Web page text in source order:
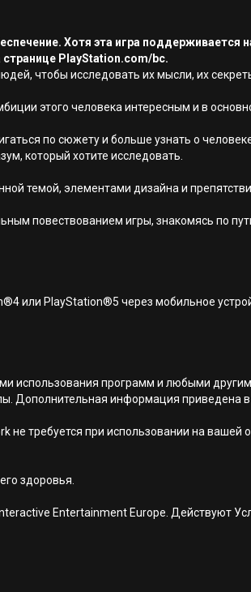
Хотя эта игра поддерживается
PlayStation.com/bc.
чтобы исследовать их мысли, их
этого человека интересным и в
по сюжету и больше узнать о
который хотите исследовать.
темой, элементами дизайна и
повествованием игры, знакомясь по
или PlayStation®5 через мобильное
использования программ и любыми
Дополнительная информация приведена
не требуется при использовании на вашей
здоровья.
Entertainment Europe. Действуют